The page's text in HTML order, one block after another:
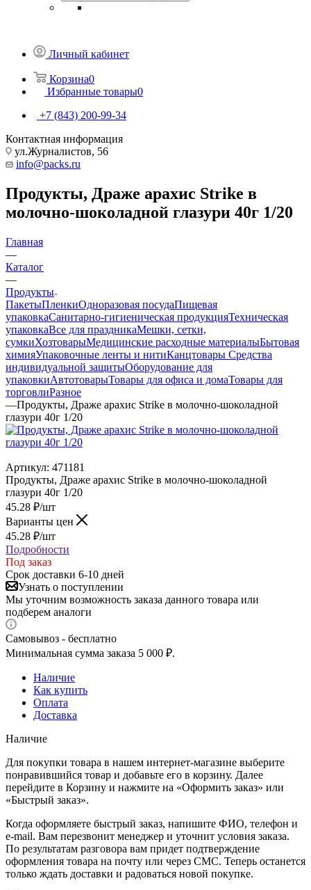
Личный кабинет
Корзина0
Избранные товары0
+7 (843) 200-99-34
Контактная информация
ул.Журналистов, 56
info@packs.ru
Продукты, Драже арахис Strike в
молочно-шоколадной глазури 40г 1/20
Главная
—
Каталог
—
Продукты
ПакетыПленкиОдноразовая посудаПищевая
упаковкаСанитарно-гигиеническая продукцияТехническая
упаковкаВсе для праздникаМешки, сетки,
сумкиХозтоварыМедицинские расходные материалыБытовая
химияУпаковочные ленты и нитиКанцтовары Средства
индивидуальной защитыОборудование для
упаковкиАвтотоварыТовары для офиса и домаТовары для
торговлиРазное
—Продукты, Драже арахис Strike в молочно-шоколадной
глазури 40г 1/20
Артикул: 471181
Продукты, Драже арахис Strike в молочно-шоколадной
глазури 40г 1/20
45.28 ₽/шт
Варианты цен
45.28 ₽/шт
Подробности
Под заказ
Срок доставки 6-10 дней
Узнать о поступлении
Мы уточним возможность заказа данного товара или
подберем аналоги
Самовывоз - бесплатно
Минимальная сумма заказа 5 000 ₽.
Наличие
Как купить
Оплата
Доставка
Наличие
Для покупки товара в нашем интернет-магазине выберите
понравившийся товар и добавьте его в корзину. Далее
перейдите в Корзину и нажмите на «Оформить заказ» или
«Быстрый заказ».
Когда оформляете быстрый заказ, напишите ФИО, телефон и
e-mail. Вам перезвонит менеджер и уточнит условия заказа.
По результатам разговора вам придет подтверждение
оформления товара на почту или через СМС. Теперь останется
только ждать доставки и радоваться новой покупке.